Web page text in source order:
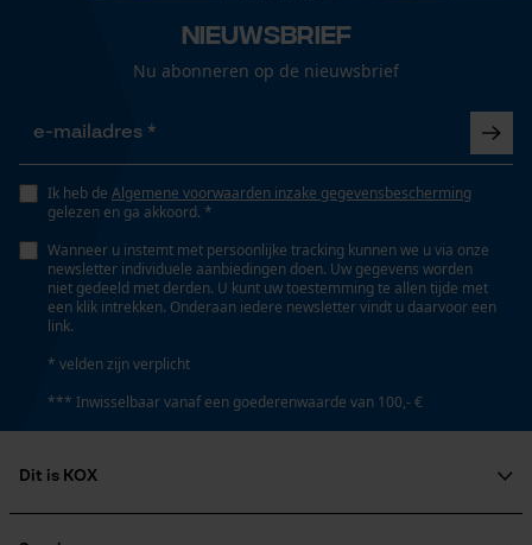
Details ventilatieopeningen
Geslacht
Uniseks
Seizoen
Product geschikt voor het hele jaar
Optiek/patroon
Tweekleurig
Zichtbaarheid
Nieuwsbrief
Nu abonneren op de nieuwsbrief
Ik heb de Algemene voorwaarden inzake gegevensbescherming
gelezen en ga akkoord. *
Wanneer u instemt met persoonlijke tracking kunnen we u via onze
newsletter individuele aanbiedingen doen. Uw gegevens worden
niet gedeeld met derden. U kunt uw toestemming te allen tijde met
een klik intrekken. Onderaan iedere newsletter vindt u daarvoor een
link.
* velden zijn verplicht
*** Inwisselbaar vanaf een goederenwaarde van 100,- €
Dit is KOX
Geo-IP en gebruikersdetectie
YouTube-video's
Google Maps